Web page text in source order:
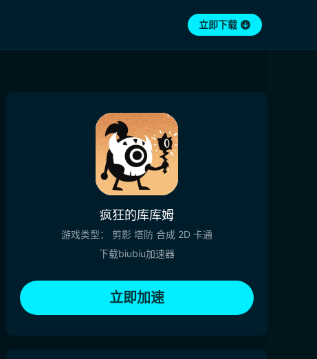
立即下载
疯狂的库库姆
游戏类型： 剪影 塔防 合成 2D 卡通
下载biubiu加速器
立即加速